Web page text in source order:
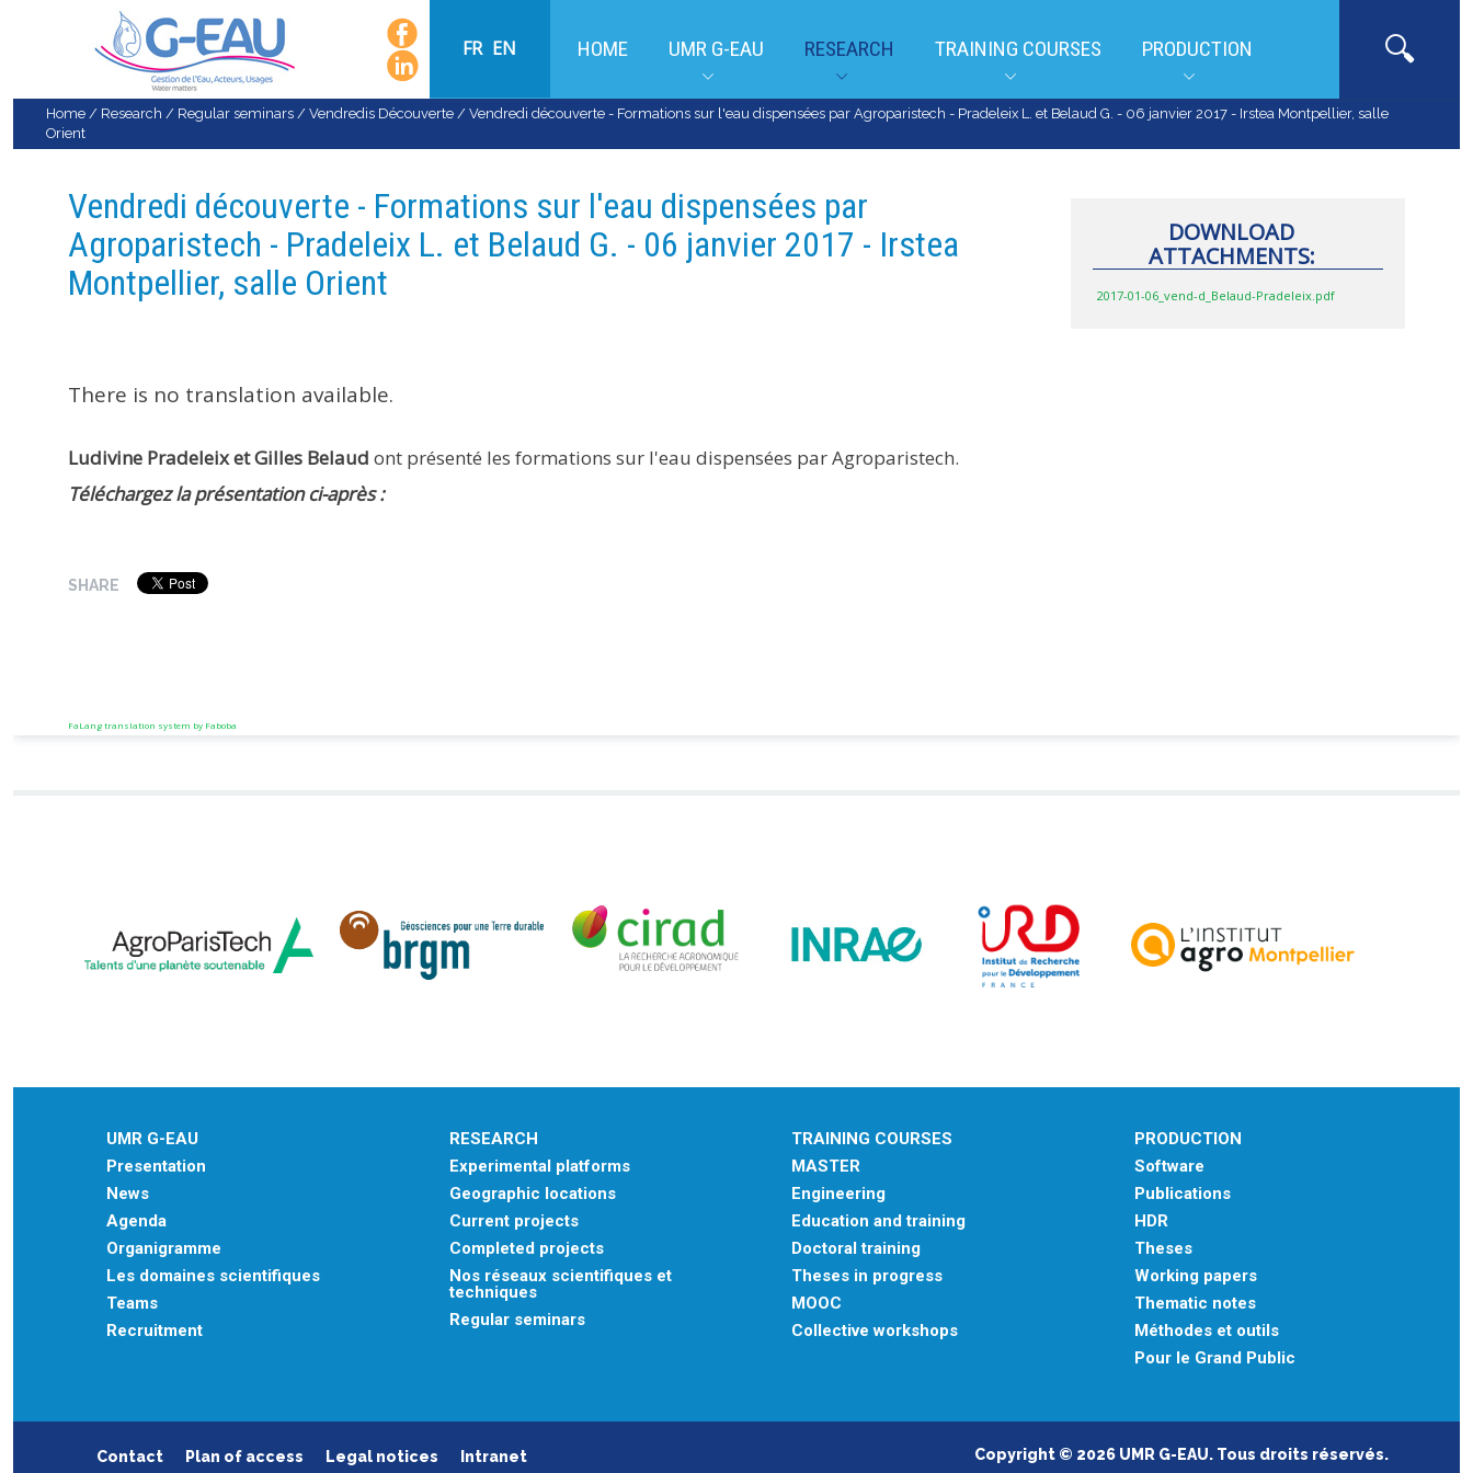
FR EN HOME UMR G-EAU RESEARCH TRAINING COURSES PRODUCTION
Home / Research / Regular seminars / Vendredis Découverte / Vendredi découverte - Formations sur l'eau dispensées par Agroparistech - Pradeleix L. et Belaud G. - 06 janvier 2017 - Irstea Montpellier, salle
Orient
Vendredi découverte - Formations sur l'eau dispensées par
Agroparistech - Pradeleix L. et Belaud G. - 06 janvier 2017 - Irstea
Montpellier, salle Orient
There is no translation available.
Ludivine Pradeleix et Gilles Belaud ont présenté les formations sur l'eau dispensées par Agroparistech.
Téléchargez la présentation ci-après :
DOWNLOAD
ATTACHMENTS:
2017-01-06_vend-d_Belaud-Pradeleix.pdf
SHARE
FaLang translation system by Faboba
UMR G-EAU
Presentation
News
Agenda
Organigramme
Les domaines scientifiques
Teams
Recruitment
RESEARCH
Experimental platforms
Geographic locations
Current projects
Completed projects
Nos réseaux scientifiques et
techniques
Regular seminars
TRAINING COURSES
MASTER
Engineering
Education and training
Doctoral training
Theses in progress
MOOC
Collective workshops
PRODUCTION
Software
Publications
HDR
Theses
Working papers
Thematic notes
Méthodes et outils
Pour le Grand Public
Contact Plan of access Legal notices Intranet Copyright © 2026 UMR G-EAU. Tous droits réservés.